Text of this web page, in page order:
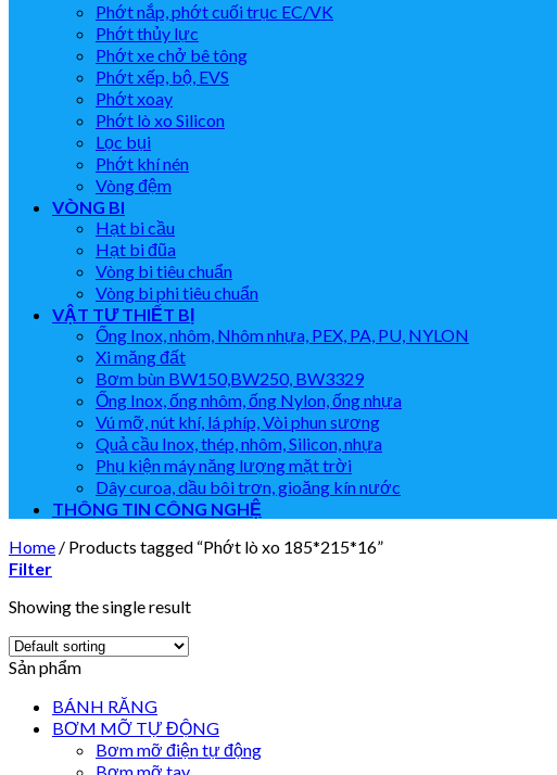
Phớt nắp, phớt cuối trục EC/VK
Phớt thủy lực
Phớt xe chở bê tông
Phớt xếp, bộ, EVS
Phớt xoay
Phớt lò xo Silicon
Lọc bụi
Phớt khí nén
Vòng đệm
VÒNG BI
Hạt bi cầu
Hạt bi đũa
Vòng bi tiêu chuẩn
Vòng bi phi tiêu chuẩn
VẬT TƯ THIẾT BỊ
Ống Inox, nhôm, Nhôm nhựa, PEX, PA, PU, NYLON
Xi măng đất
Bơm bùn BW150,BW250, BW3329
Ống Inox, ống nhôm, ống Nylon, ống nhựa
Vú mỡ, nút khí, lá phíp, Vòi phun sương
Quả cầu Inox, thép, nhôm, Silicon, nhựa
Phụ kiện máy năng lượng mặt trời
Dây curoa, dầu bôi trơn, gioăng kín nước
THÔNG TIN CÔNG NGHỆ
Home / Products tagged “Phớt lò xo 185*215*16”
Filter
Showing the single result
Sản phẩm
BÁNH RĂNG
BƠM MỠ TỰ ĐỘNG
Bơm mỡ điện tự động